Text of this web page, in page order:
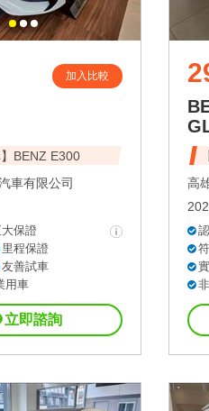
加入比較
】BENZ E300
車有限公司
保證
里程保證
友善試車
用車
立即諮詢
高